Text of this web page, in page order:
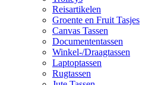
Reisartikelen
Groente en Fruit Tasjes
Canvas Tassen
Documententassen
Winkel-/Draagtassen
Laptoptassen
Rugtassen